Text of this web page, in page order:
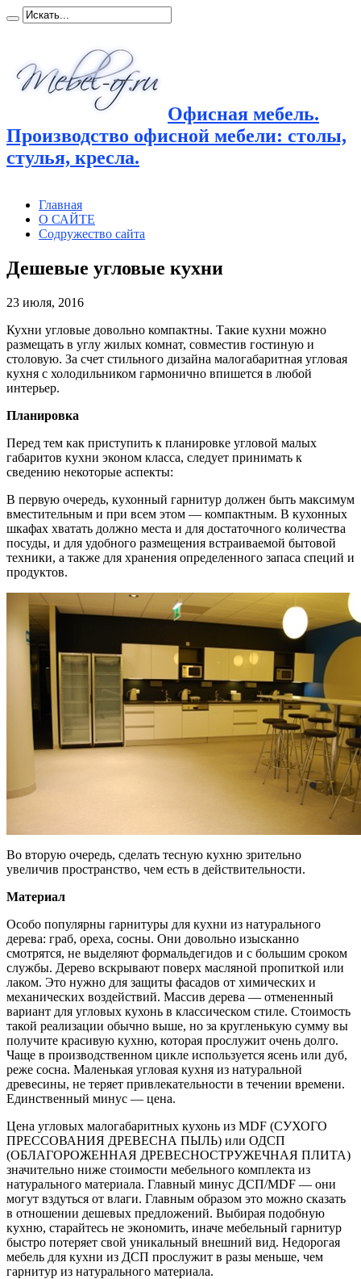
Офисная мебель.
Производство офисной мебели: столы,
стулья, кресла.
Главная
О САЙТЕ
Содружество сайта
Дешевые угловые кухни
23 июля, 2016
Кухни угловые довольно компактны. Такие кухни можно
размещать в углу жилых комнат, совместив гостиную и
столовую. За счет стильного дизайна малогабаритная угловая
кухня с холодильником гармонично впишется в любой
интерьер.
Планировка
Перед тем как приступить к планировке угловой малых
габаритов кухни эконом класса, следует принимать к
сведению некоторые аспекты:
В первую очередь, кухонный гарнитур должен быть максимум
вместительным и при всем этом — компактным. В кухонных
шкафах хватать должно места и для достаточного количества
посуды, и для удобного размещения встраиваемой бытовой
техники, а также для хранения определенного запаса специй и
продуктов.
Во вторую очередь, сделать тесную кухню зрительно
увеличив пространство, чем есть в действительности.
Материал
Особо популярны гарнитуры для кухни из натурального
дерева: граб, ореха, сосны. Они довольно изысканно
смотрятся, не выделяют формальдегидов и с большим сроком
службы. Дерево вскрывают поверх масляной пропиткой или
лаком. Это нужно для защиты фасадов от химических и
механических воздействий. Массив дерева — отмененный
вариант для угловых кухонь в классическом стиле. Стоимость
такой реализации обычно выше, но за кругленькую сумму вы
получите красивую кухню, которая прослужит очень долго.
Чаще в производственном цикле используется ясень или дуб,
реже сосна. Маленькая угловая кухня из натуральной
древесины, не теряет привлекательности в течении времени.
Единственный минус — цена.
Цена угловых малогабаритных кухонь из MDF (СУХОГО
ПРЕССОВАНИЯ ДРЕВЕСНА ПЫЛЬ) или ОДСП
(ОБЛАГОРОЖЕННАЯ ДРЕВЕСНОСТРУЖЕЧНАЯ ПЛИТА)
значительно ниже стоимости мебельного комплекта из
натурального материала. Главный минус ДСП/MDF — они
могут вздуться от влаги. Главным образом это можно сказать
в отношении дешевых предложений. Выбирая подобную
кухню, старайтесь не экономить, иначе мебельный гарнитур
быстро потеряет свой уникальный внешний вид. Недорогая
мебель для кухни из ДСП прослужит в разы меньше, чем
гарнитур из натурального материала.